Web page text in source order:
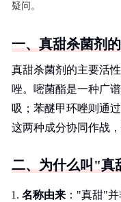
疑问。
一、真甜杀菌剂
真甜杀菌剂的主要活
唑。嘧菌酯是一种广
吸；苯醚甲环唑则通
这两种成分协同作战
二、为什么叫"真
名称由来 ："真甜"